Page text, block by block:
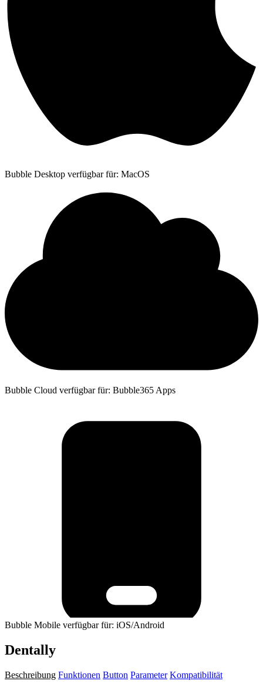
Bubble Desktop verfügbar für: MacOS
Bubble Cloud verfügbar für: Bubble365 Apps
Bubble Mobile verfügbar für: iOS/Android
Dentally
Beschreibung Funktionen Button Parameter Kompatibilität